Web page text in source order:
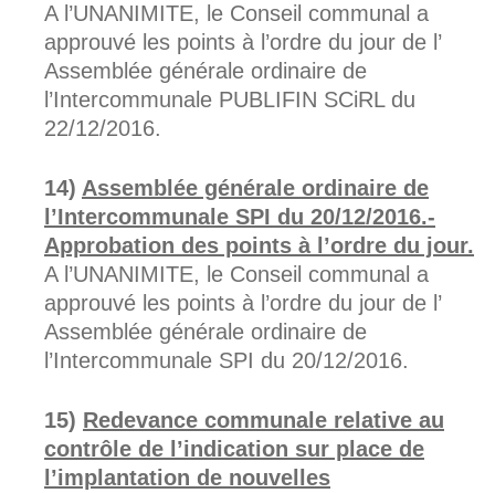
A l’UNANIMITE, le Conseil communal a
approuvé les points à l’ordre du jour de l’
Assemblée générale ordinaire de
l’Intercommunale PUBLIFIN SCiRL du
22/12/2016.
Assemblée générale ordinaire de
l’Intercommunale SPI du 20/12/2016.-
Approbation des points à l’ordre du jour.
A l’UNANIMITE, le Conseil communal a
approuvé les points à l’ordre du jour de l’
Assemblée générale ordinaire de
l’Intercommunale SPI du 20/12/2016.
Redevance communale relative au
contrôle de l’indication sur place de
l’implantation de nouvelles